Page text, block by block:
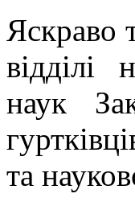
Яскраво
відділі
наук
та